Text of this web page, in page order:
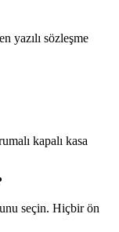
yazılı sözleşme
kapalı kasa
seçin. Hiçbir ön